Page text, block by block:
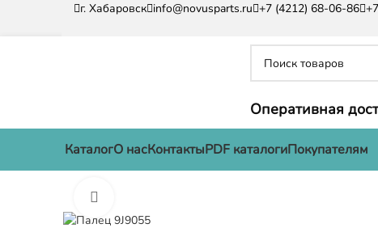
г. Хабаровск info@novusparts.ru +7 (4212) 68-06-86
Оперативная
КаталогО насКонтактыPDF каталогиПокупателям